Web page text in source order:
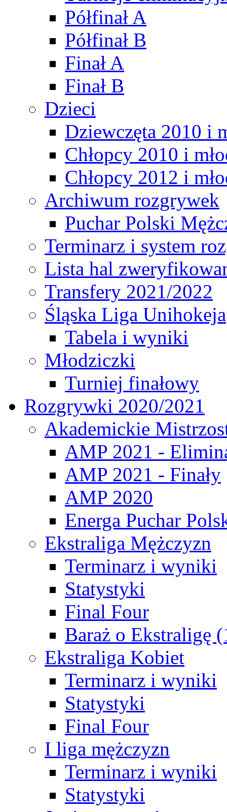
Półfinał A
Półfinał B
Finał A
Finał B
Dzieci
Dziewczęta 2010 i
Chłopcy 2010 i
Chłopcy 2012 i
Archiwum rozgrywek
Puchar Polski
Terminarz i system
Lista hal
Transfery 2021/2022
Śląska Liga Unihokeja
Tabela i wyniki
Młodziczki
Turniej finałowy
Rozgrywki 2020/2021
Akademickie
AMP 2021 -
AMP 2021 - Finały
AMP 2020
Energa Puchar
Ekstraliga Mężczyzn
Terminarz i wyniki
Statystyki
Final Four
Baraż o Ekstraligę
Ekstraliga Kobiet
Terminarz i wyniki
Statystyki
Final Four
I liga mężczyzn
Terminarz i wyniki
Statystyki